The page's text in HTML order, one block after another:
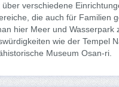
über verschiedene
die auch für Familien
hier Meer und
wie der Tempel
Museum Osan-ri.